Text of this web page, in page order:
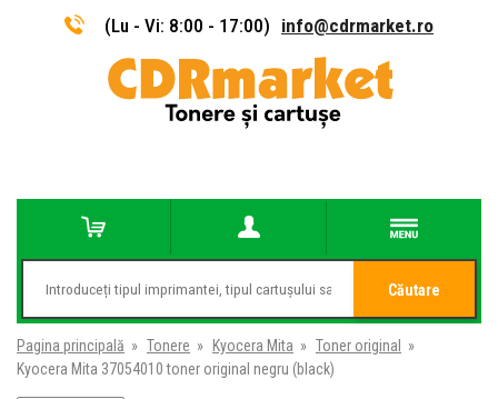
(Lu - Vi: 8:00 - 17:00) info@cdrmarket.ro
Căutare
Pagina principală » Tonere » Kyocera Mita » Toner original
»
Kyocera Mita 37054010 toner original negru (black)